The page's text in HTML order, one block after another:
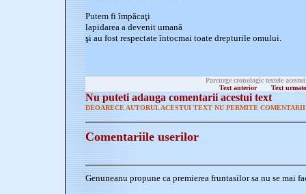
Putem fi împăcaţi
lapidarea a devenit umană
şi au fost respectate întocmai toate drepturile omului.
Parcurge cronologic textele
Text anterior
Text
Nu puteti adauga comentarii acestui text
DEOARECE AUTORUL ACESTUI TEXT NU PERMITE
Comentariile userilor
Genuneanu propune ca premierea fruntasilor sa nu se mai